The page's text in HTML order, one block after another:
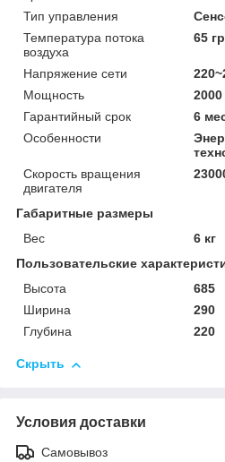
Тип управления
Температура потока
воздуха
65
Напряжение сети
Мощность
Гарантийный срок
6
Особенности
Скорость вращения
двигателя
Габаритные размеры
Вес
6 кг
Пользовательские
Высота
685
Ширина
290
Глубина
220
Скрыть
Условия доставки
Самовывоз